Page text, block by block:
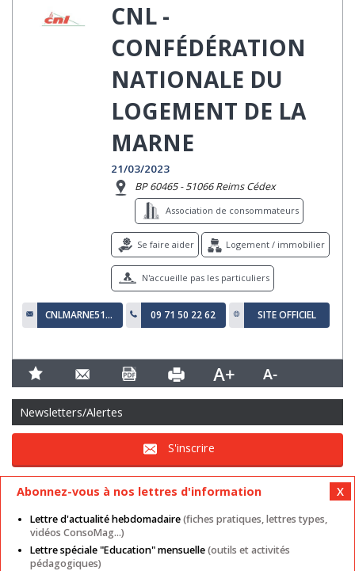
CNL -
CONFÉDÉRATION
NATIONALE DU
LOGEMENT DE LA
MARNE
21/03/2023
BP 60465 - 51066 Reims Cédex
Association de consommateurs
Se faire aider Logement / immobilier
N'accueille pas les particuliers
CNLMARNE51@ORANGE.FR 09 71 50 22 62 SITE OFFICIEL
Newsletters/Alertes
S'inscrire
Mentions légales Nos autres sites CGU
Abonnez-vous à nos lettres d'information
Lettre d'actualité hebdomadaire(fiches pratiques, lettres types,
vidéos ConsoMag...)
Lettre spéciale "Education" mensuelle(outils et activités
pédagogiques)